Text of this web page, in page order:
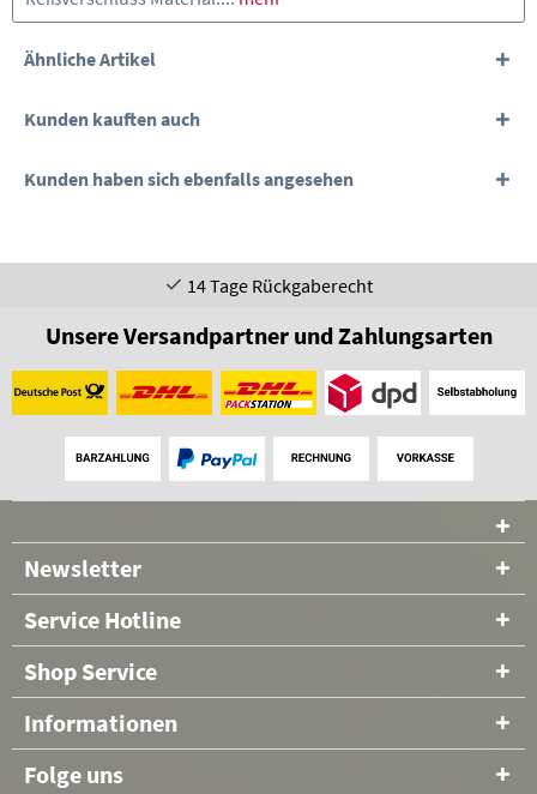
Ähnliche Artikel
Kunden kauften auch
Kunden haben sich ebenfalls angesehen
14 Tage Rückgaberecht
Unsere Versandpartner und Zahlungsarten
Newsletter
Service Hotline
Shop Service
Informationen
Folge uns